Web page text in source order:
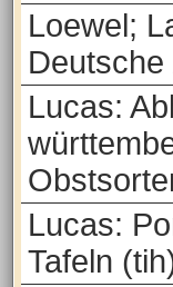
Loewel;
Deutsche
Lucas:
Lucas:
Tafeln